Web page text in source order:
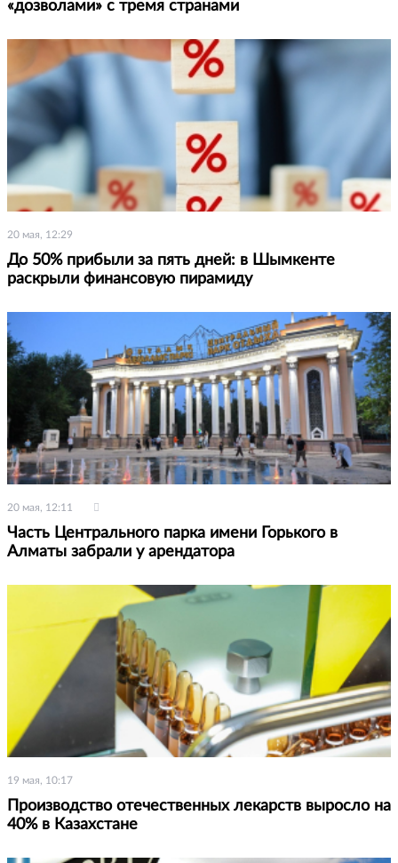
«дозволами» с тремя странами
20 мая, 12:29
До 50% прибыли за пять дней: в Шымкенте
раскрыли финансовую пирамиду
20 мая, 12:11
Часть Центрального парка имени Горького в
Алматы забрали у арендатора
19 мая, 10:17
Производство отечественных лекарств выросло на
40% в Казахстане